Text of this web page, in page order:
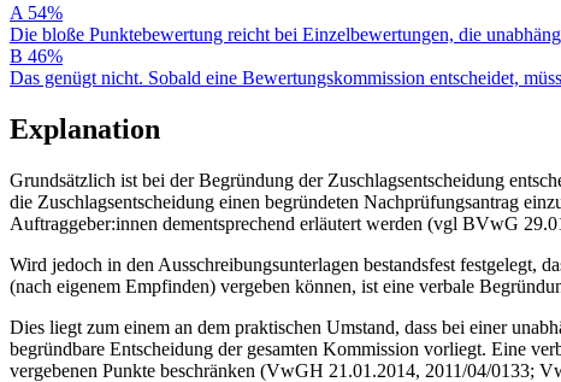
A 54%
Die bloße Punktebewertung reicht bei Einzelbewertungen, die
B 46%
Das genügt nicht. Sobald eine Bewertungskommission entscheidet,
Explanation
Grundsätzlich ist bei der Begründung der Zuschlagsentscheidung
die Zuschlagsentscheidung einen begründeten Nachprüfungsantrag
Auftraggeber:innen dementsprechend erläutert werden (vgl BVwG
Wird jedoch in den Ausschreibungsunterlagen bestandsfest
(nach eigenem Empfinden) vergeben können, ist eine verbale
Dies liegt zum einem an dem praktischen Umstand, dass bei einer
begründbare Entscheidung der gesamten Kommission vorliegt. Eine
vergebenen Punkte beschränken (VwGH 21.01.2014, 2011/04/0133;